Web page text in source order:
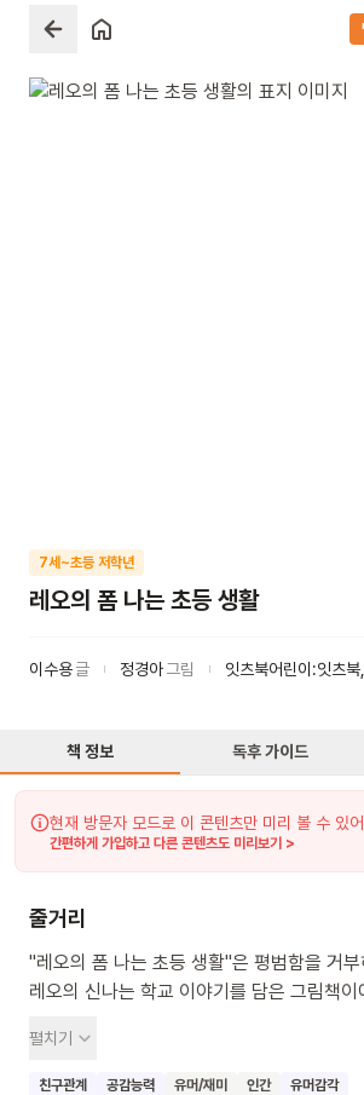
7세~초등 저학년
레오의 폼 나는 초등 생활
이수용글 정경아그림 잇츠북어린이:잇츠북
책 정보 독후 가이드
현재 방문자 모드로 이 콘텐츠만 미리 볼 수 있
간편하게 가입하고 다른 콘텐츠도 미리보기 >
줄거리
"레오의 폼 나는 초등 생활"은 평범함을 거
레오의 신나는 학교 이야기를 담은 그림책
직접 만들어 주기도 해요. 때로는 엉뚱하지만
레오의 모습은 우리 아이들에게 큰 웃음과 공
펼치기
친구관계 공감능력 유머/재미 인간 유머감각